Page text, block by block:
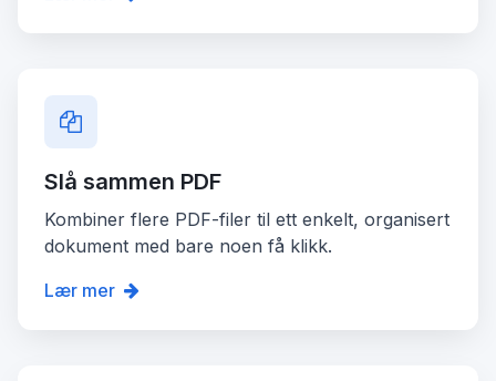
Slå sammen PDF
Kombiner flere PDF-filer til ett enkelt, organisert
dokument med bare noen få klikk.
Lær mer